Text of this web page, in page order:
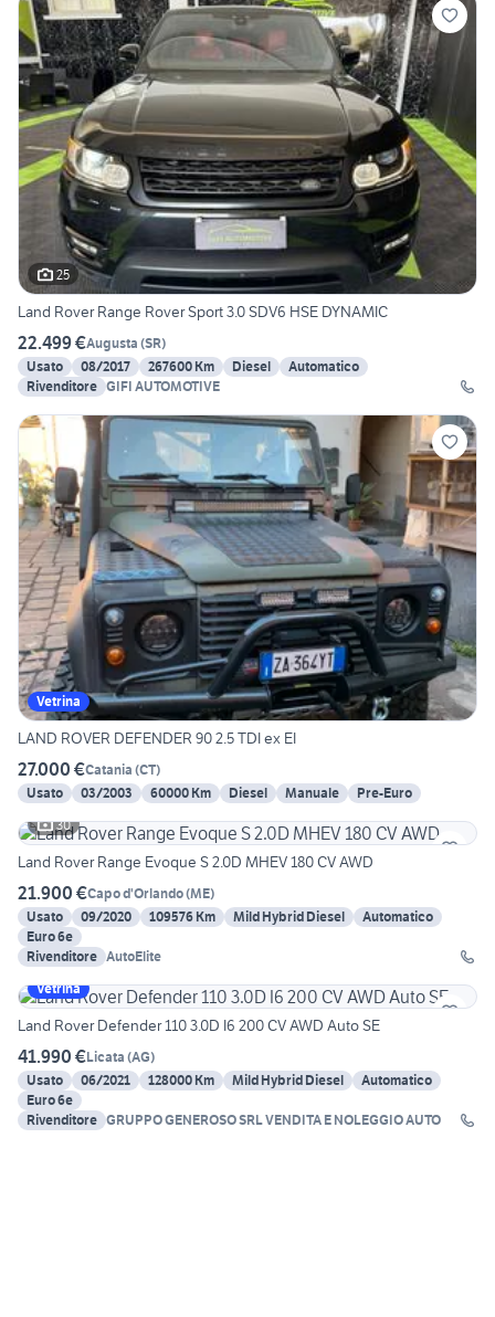
25
Land Rover Range Rover Sport 3.0 SDV6 HSE DYNAMIC
22.499 €Augusta (SR)
Usato
08/2017 267600 Km Diesel
Automatico
Rivenditore GIFI AUTOMOTIVE
Vetrina
LAND ROVER DEFENDER 90 2.5 TDI ex EI
27.000 €Catania (CT)
Usato
03/2003 60000 Km Diesel Manuale
Pre-Euro
30
Land Rover Range Evoque S 2.0D MHEV 180 CV AWD
21.900 €Capo d'Orlando(ME)
Usato
09/2020 109576 Km Mild Hybrid Diesel
Automatico
Euro 6e
Rivenditore AutoElite
Vetrina
Land Rover Defender 110 3.0D I6 200 CV AWD Auto SE
41.990 €Licata (AG)
Usato
06/2021 128000 Km Mild Hybrid Diesel
Automatico
Euro 6e
Rivenditore GRUPPO GENEROSO SRL VENDITA E NOLEGGIO AUTO